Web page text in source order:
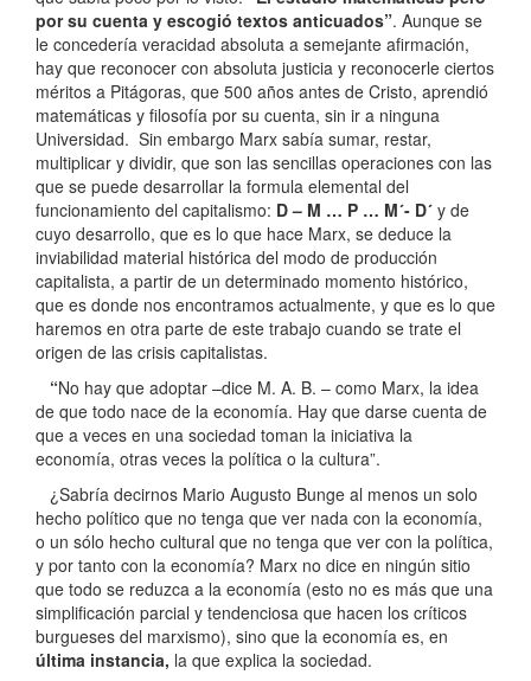
por su cuenta y escogió textos anticuados”. Aunque se
le concedería veracidad absoluta a semejante afirmación,
hay que reconocer con absoluta justicia y reconocerle ciertos
méritos a Pitágoras, que 500 años antes de Cristo, aprendió
matemáticas y filosofía por su cuenta, sin ir a ninguna
Universidad. Sin embargo Marx sabía sumar, restar,
multiplicar y dividir, que son las sencillas operaciones con las
que se puede desarrollar la formula elemental del
funcionamiento del capitalismo: D – M … P … M´- D´ y de
cuyo desarrollo, que es lo que hace Marx, se deduce la
inviabilidad material histórica del modo de producción
capitalista, a partir de un determinado momento histórico,
que es donde nos encontramos actualmente, y que es lo que
haremos en otra parte de este trabajo cuando se trate el
origen de las crisis capitalistas.
“No hay que adoptar –dice M. A. B. – como Marx, la idea
de que todo nace de la economía. Hay que darse cuenta de
que a veces en una sociedad toman la iniciativa la
economía, otras veces la política o la cultura”.
¿Sabría decirnos Mario Augusto Bunge al menos un solo
hecho político que no tenga que ver nada con la economía,
o un sólo hecho cultural que no tenga que ver con la política,
y por tanto con la economía? Marx no dice en ningún sitio
que todo se reduzca a la economía (esto no es más que una
simplificación parcial y tendenciosa que hacen los críticos
burgueses del marxismo), sino que la economía es, en
última instancia, la que explica la sociedad.